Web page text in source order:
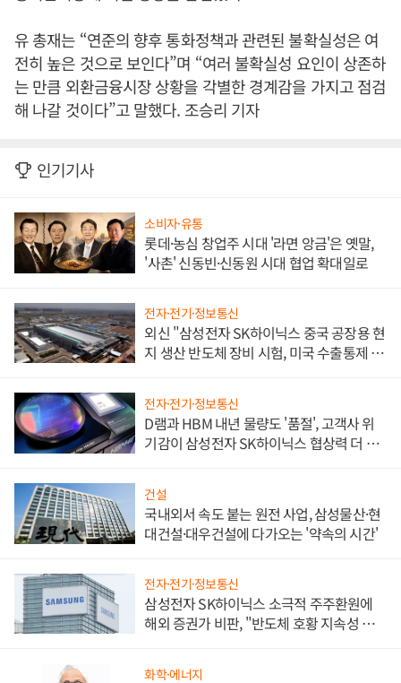
유 총재는 “연준의 향후 통화정책과 관련된 불확실성은 여
전히 높은 것으로 보인다”며 “여러 불확실성 요인이 상존하
는 만큼 외환금융시장 상황을 각별한 경계감을 가지고 점검
해 나갈 것이다”고 말했다. 조승리 기자
인기기사
소비자·유통
롯데·농심 창업주 시대 '라면 앙금'은 옛말,
'사촌' 신동빈·신동원 시대 협업 확대일로
전자·전기·정보통신
외신 "삼성전자 SK하이닉스 중국 공장용 현
지 생산 반도체 장비 시험, 미국 수출통제 대
전자·전기·정보통신
D램과 HBM 내년 물량도 '품절', 고객사 위
기감이 삼성전자 SK하이닉스 협상력 더 키
건설
국내외서 속도 붙는 원전 사업, 삼성물산·현
대건설·대우건설에 다가오는 '약속의 시간'
전자·전기·정보통신
삼성전자 SK하이닉스 소극적 주주환원에
해외 증권가 비판, "반도체 호황 지속성 의
화학·에너지